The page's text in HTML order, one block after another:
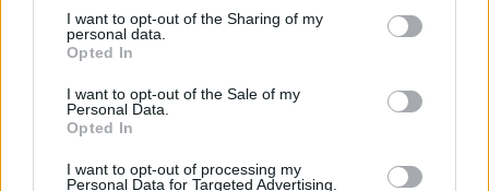
I want to opt-out of the Sharing of my
personal data.
Opted In
I want to opt-out of the Sale of my
Personal Data.
Opted In
I want to opt-out of processing my
Personal Data for Targeted Advertising.